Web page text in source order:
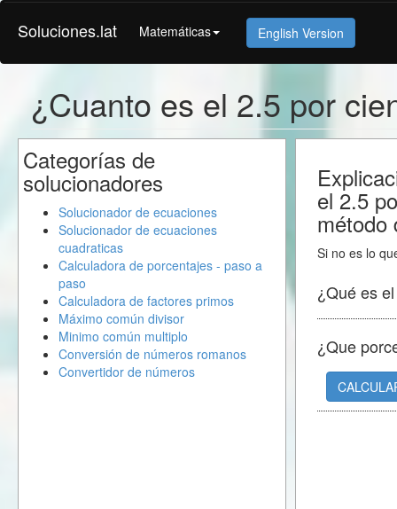
Soluciones.lat Matemáticas English Version
¿Cuanto es el 2.5 por
el 2.5
método
Si no es lo
¿Qué es
¿Que
Categorías de
solucionadores
Solucionador de ecuaciones
Solucionador de ecuaciones
cuadraticas
Calculadora de porcentajes - paso a
paso
Calculadora de factores primos
Máximo común divisor
Minimo común multiplo
Conversión de números romanos
Convertidor de números